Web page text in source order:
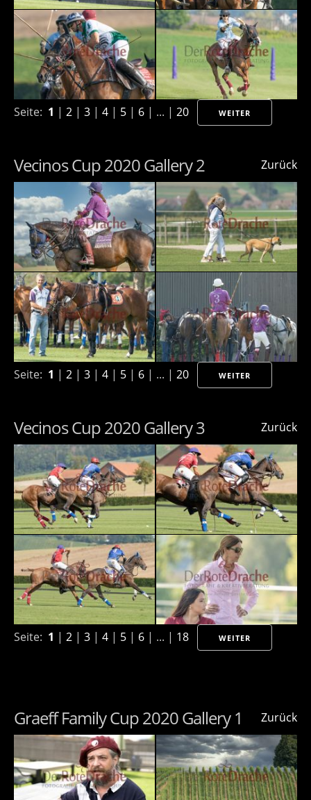
Seite: 1 | 2 | 3 | 4 | 5 | 6 | ... | 20 WEITER
Zurück
Vecinos Cup 2020 Gallery 2
Seite: 1 | 2 | 3 | 4 | 5 | 6 | ... | 20 WEITER
Zurück
Vecinos Cup 2020 Gallery 3
Seite: 1 | 2 | 3 | 4 | 5 | 6 | ... | 18 WEITER
Zurück
Graeff Family Cup 2020 Gallery 1